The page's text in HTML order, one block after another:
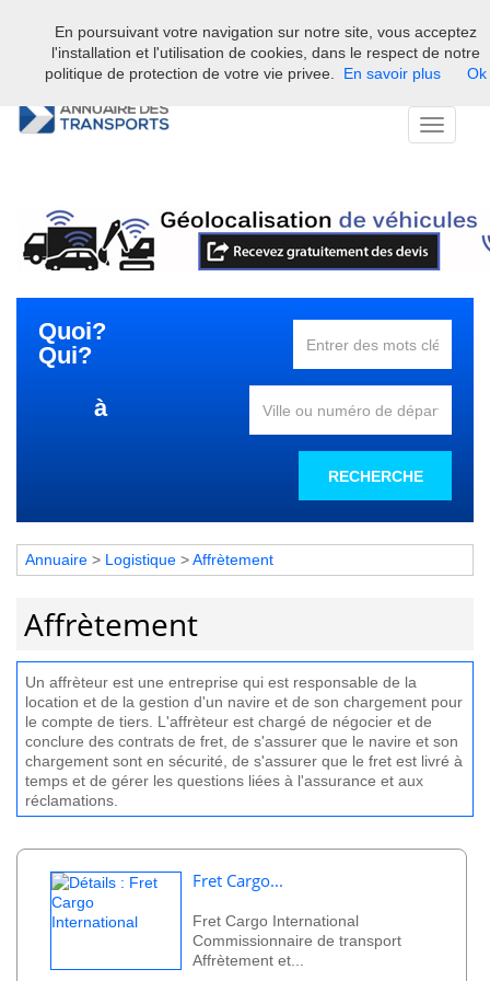
Bienvenue sur l'annuaire professionnel du transport et de la la
logistique en France.
Toggle
Quoi?
Qui?
à
RECHERCHE
Annuaire > Logistique >Affrètement
Affrètement
Un affrèteur est une entreprise qui est responsable de la
location et de la gestion d'un navire et de son chargement pour
le compte de tiers L 'affrèteur est chargé de négocier et de
conclure des contrats de fret de s'assurer que le navire et son
chargement sont en sécurité de s'assurer que le fret est livré à
temps et de gérer les questions liées à l'assurance et aux
réclamations
Fret Cargo...
Fret Cargo International
Commissionnaire de transport
Affrètement et...
En poursuivant votre navigation sur notre site, vous acceptez
l'installation et l'utilisation de cookies, dans le respect de notre
politique de protection de votre vie privee.
En savoir plus Ok